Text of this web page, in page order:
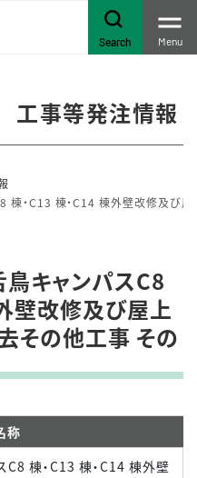
Search Menu
事等発注情報
棟・C13 棟・C14 棟外壁改修及び
キャンパスC8
壁改修及び屋上
その他工事 その
称
棟・C13 棟・C14 棟外壁